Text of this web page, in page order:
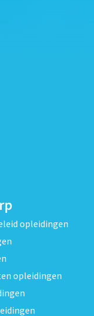
opleidingen
opleidingen